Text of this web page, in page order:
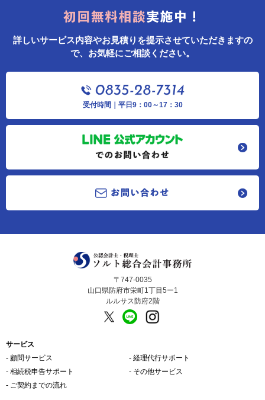
詳しいサービス内容やお見積りを提示させていただきますの
で、お気軽にご相談ください。
受付時間｜平日9：00～17：30
〒747-0035
山口県防府市栄町1丁目5ー1
ルルサス防府2階
サービス
‐ 顧問サービス
‐ 経理代行サポート
‐ 相続税申告サポート
‐ その他サービス
‐ ご契約までの流れ